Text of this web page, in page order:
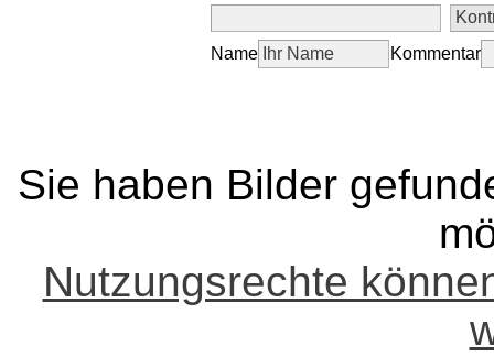
Name Kommentar
Sie haben Bilder
Nutzungsrechte